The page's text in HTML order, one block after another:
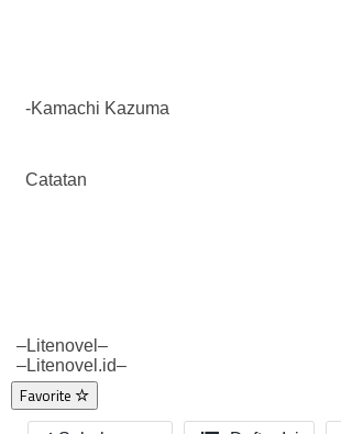
-Kamachi Kazuma
Catatan
–Litenovel–
–Litenovel.id–
Favorite